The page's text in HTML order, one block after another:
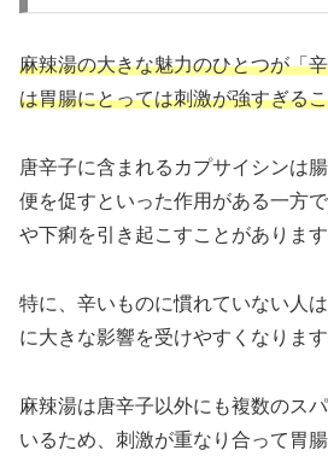
麻辣湯の大きな魅力のひとつが「
は胃腸にとっては刺激が強すぎる
唐辛子に含まれるカプサイシンは
便を促すといった作用がある一方
や下痢を引き起こすことがあります
特に、辛いものに慣れていない人
に大きな影響を受けやすくなります
麻辣湯は唐辛子以外にも複数のス
いるため、刺激が重なり合って胃